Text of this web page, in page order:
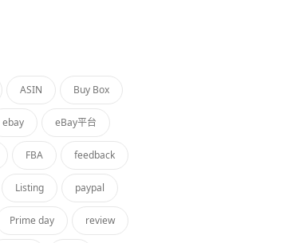
ASIN Buy Box
ebay eBay平台
FBA feedback
Listing paypal
Prime day review